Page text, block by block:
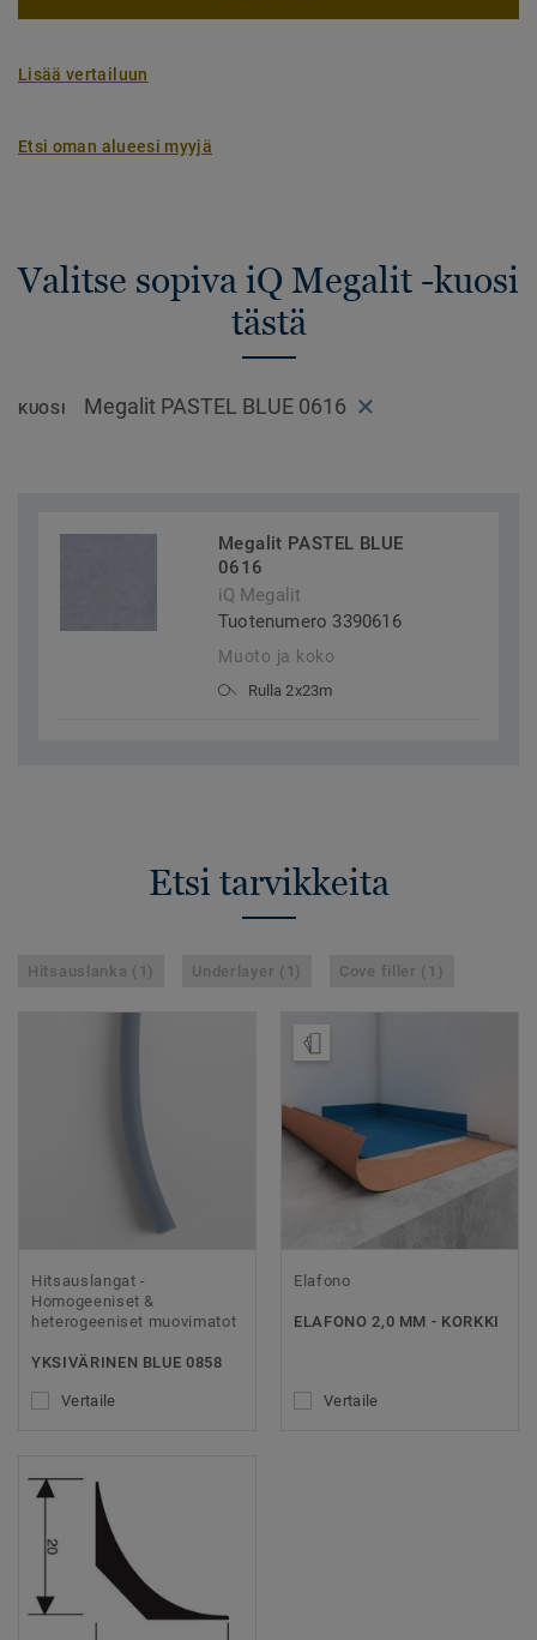
Lisää vertailuun
Etsi oman alueesi myyjä
Valitse sopiva iQ Megalit -kuosi
tästä
KUOSI Megalit PASTEL BLUE 0616
Megalit PASTEL BLUE
0616
iQ Megalit
Tuotenumero 3390616
Muoto ja koko
Rulla 2x23m
Etsi tarvikkeita
Hitsauslanka (1) Underlayer (1) Cove filler (1)
Hitsauslangat -
Homogeeniset &
heterogeeniset muovimatot
YKSIVÄRINEN BLUE 0858
Vertaile
Elafono
ELAFONO 2,0 MM - KORKKI
Vertaile